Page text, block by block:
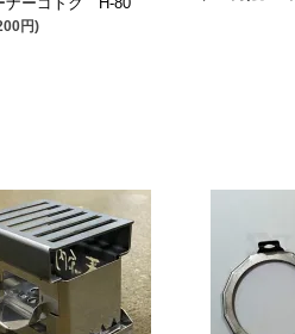
円)